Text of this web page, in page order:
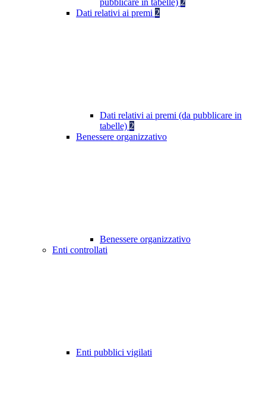
pubblicare in tabelle) 2
Dati relativi ai premi 2
Dati relativi ai premi (da pubblicare in
tabelle) 2
Benessere organizzativo
Benessere organizzativo
Enti controllati
Enti pubblici vigilati